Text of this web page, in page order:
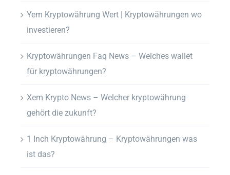
Yem Kryptowährung Wert | Kryptowährungen wo
investieren?
Kryptowährungen Faq News – Welches wallet
für kryptowährungen?
Xem Krypto News – Welcher kryptowährung
gehört die zukunft?
1 Inch Kryptowährung – Kryptowährungen was
ist das?